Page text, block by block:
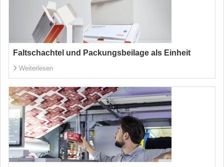
Faltschachtel und Packungsbeilage als Einheit
Weiterlesen